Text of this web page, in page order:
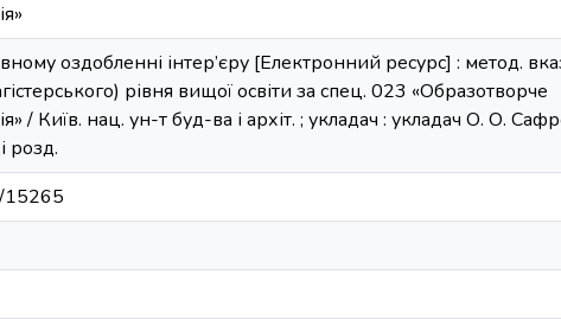
оздобленні інтер’єру [Електронний ресурс] : метод.
рівня вищої освіти за спец. 023 «Образотворче
/ Київ. нац. ун-т буд-ва і архіт. ; укладач : укладач О. О.
розд.
15265